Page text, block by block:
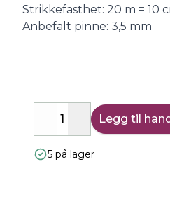
Strikkefasthet: 20 m = 10
Anbefalt pinne: 3,5 mm
DecreaseIncrease
Legg til
5 på lager